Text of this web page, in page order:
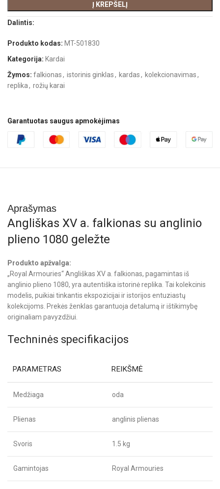
Į KREPŠELĮ
Dalintis:
Produkto kodas: MT-501830
Kategorija: Kardai
Žymos: falkionas, istorinis ginklas, kardas, kolekcionavimas,
replika, rožių karai
Garantuotas saugus apmokėjimas
Aprašymas
Angliškas XV a. falkionas su anglinio
plieno 1080 geležte
Produkto apžvalga:
„Royal Armouries“ Angliškas XV a. falkionas, pagamintas iš
anglinio plieno 1080, yra autentiška istorinė replika. Tai kolekcinis
modelis, puikiai tinkantis ekspozicijai ir istorijos entuziastų
kolekcijoms. Prekės ženklas garantuoja detalumą ir ištikimybę
originaliam pavyzdžiui.
Techninės specifikacijos
PARAMETRAS REIKŠMĖ
Medžiaga oda
Plienas anglinis plienas
Svoris 1.5 kg
Gamintojas Royal Armouries